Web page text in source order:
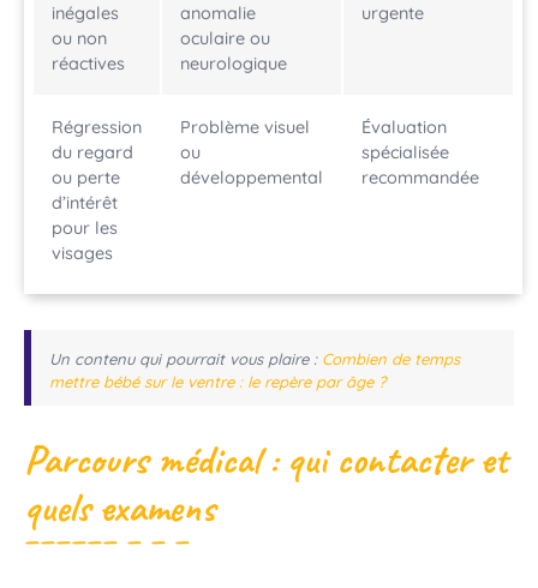
inégales
ou non
réactives
anomalie
oculaire ou
neurologique
urgente
Régression
du regard
ou perte
d’intérêt
pour les
visages
Problème visuel
ou
développemental
Évaluation
spécialisée
recommandée
Un contenu qui pourrait vous plaire : Combien de temps
mettre bébé sur le ventre : le repère par âge ?
Parcours médical : qui contacter et
quels examens